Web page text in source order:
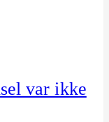
var ikke